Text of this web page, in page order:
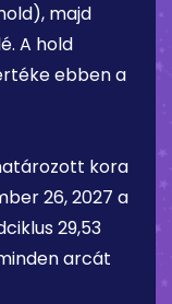
majd
A hold
ebben a
kora
26, 2027 a
29,53
arcát